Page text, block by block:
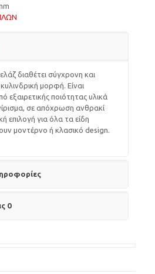
διαθέτει σύγχρονη και
μορφή. Είναι
εξαιρετικής ποιότητας υλικά
σε απόχρωση ανθρακί
επιλογή για όλα τα είδη
μοντέρνο ή κλασικό design.
0